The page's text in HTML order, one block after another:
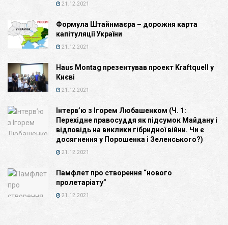
21.12.2021
Формула Штайнмаєра – дорожня карта
капітуляції України
21.12.2021
Haus Montag презентував проект Kraftquell у
Києві
21.12.2021
Інтерв’ю з Ігорем Любашенком (Ч. 1:
Перехідне правосуддя як підсумок Майдану і
відповідь на виклики гібридної війни. Чи є
досягнення у Порошенка і Зеленського?)
21.12.2021
Памфлет про створення “нового
пролетаріату”
21.12.2021